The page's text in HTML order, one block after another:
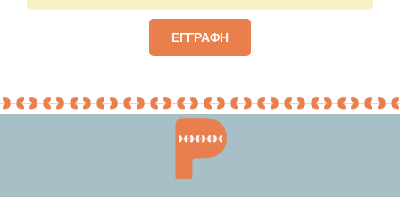
ΕΓΓΡΑΦΗ